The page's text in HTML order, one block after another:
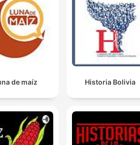
de maíz Historia Bolivia